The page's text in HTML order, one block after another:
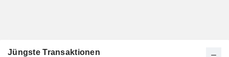
Jüngste Transaktionen